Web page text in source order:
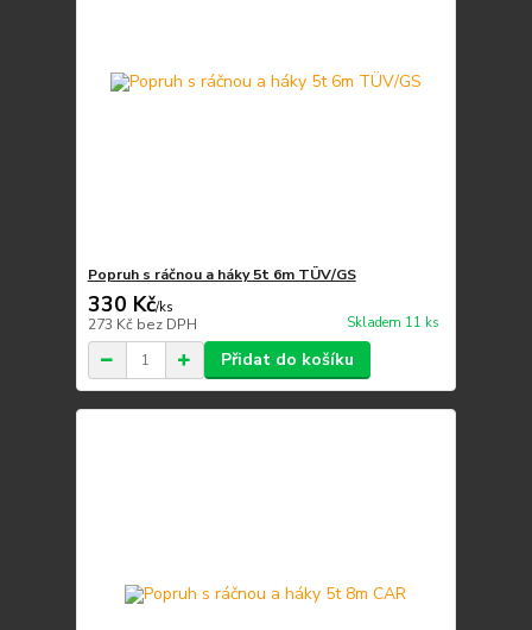
Popruh s ráčnou a háky 5t 6m TÜV/GS
330 Kč/ks
273 Kč bez DPH Skladem 11 ks
Přidat do košíku